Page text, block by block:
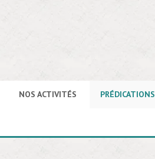
NOS ACTIVITÉS PRÉDICATIONS